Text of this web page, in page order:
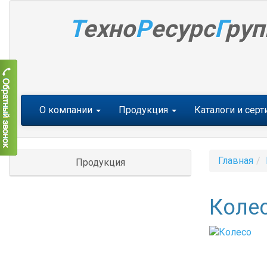
ТехноРесурсГ
О компании Продукция Каталоги и
Продукция Главная